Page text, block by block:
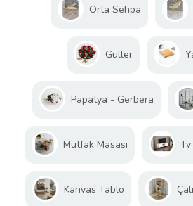
Orta Sehpa
Güller
Papatya - Gerbera
Mutfak Masası
Kanvas Tablo